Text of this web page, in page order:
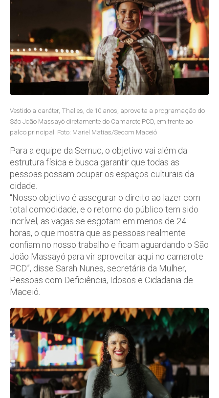
Vestido a caráter, Thalles, de 10 anos, aproveita a programação do
São João Massayó diretamente do Camarote PCD, em frente ao
palco principal. Foto: Mariel Matias/Secom Maceió
Para a equipe da Semuc, o objetivo vai além da
estrutura física e busca garantir que todas as
pessoas possam ocupar os espaços culturais da
cidade.
“Nosso objetivo é assegurar o direito ao lazer com
total comodidade, e o retorno do público tem sido
incrível, as vagas se esgotam em menos de 24
horas, o que mostra que as pessoas realmente
confiam no nosso trabalho e ficam aguardando o São
João Massayó para vir aproveitar aqui no camarote
PCD”, disse Sarah Nunes, secretária da Mulher,
Pessoas com Deficiência, Idosos e Cidadania de
Maceió.